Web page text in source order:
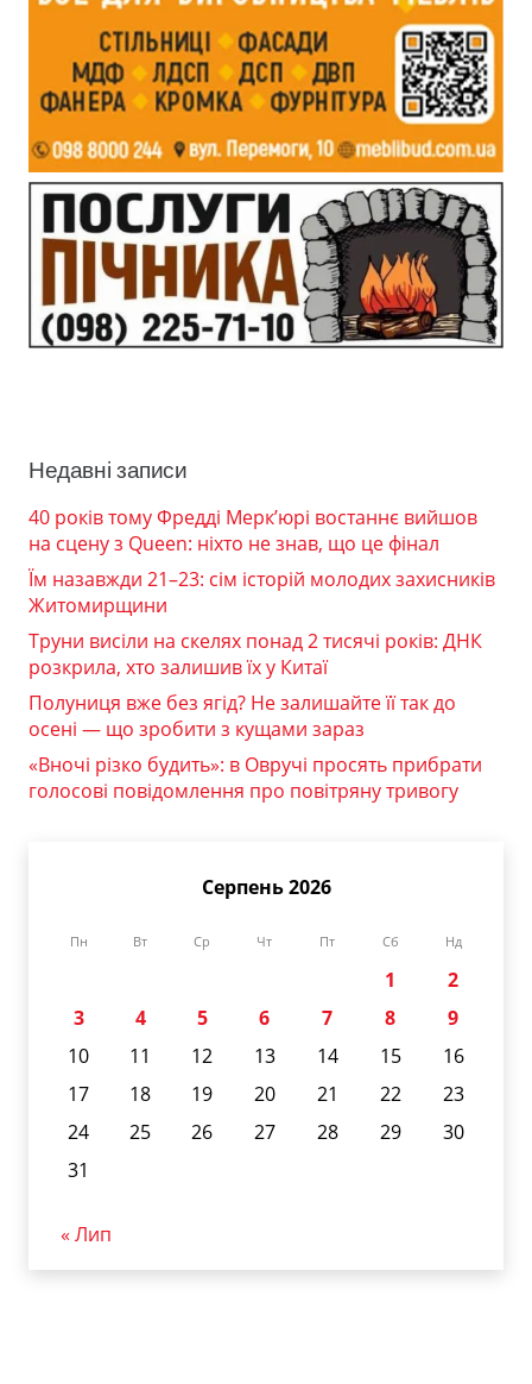
Недавні записи
40 років тому Фредді Мерк’юрі востаннє вийшов
на сцену з Queen: ніхто не знав, що це фінал
Їм назавжди 21–23: сім історій молодих захисників
Житомирщини
Труни висіли на скелях понад 2 тисячі років: ДНК
розкрила, хто залишив їх у Китаї
Полуниця вже без ягід? Не залишайте її так до
осені — що зробити з кущами зараз
«Вночі різко будить»: в Овручі просять прибрати
голосові повідомлення про повітряну тривогу
Серпень 2026
Пн Вт Ср Чт Пт Сб Нд
1
2
3
4 5 6 7 8
9
10
11 12 13 14 15
16
17
18 19 20 21 22
23
24
25 26 27 28 29
30
31
« Лип